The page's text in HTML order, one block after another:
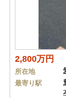
2,800万円
所在地
最寄り駅